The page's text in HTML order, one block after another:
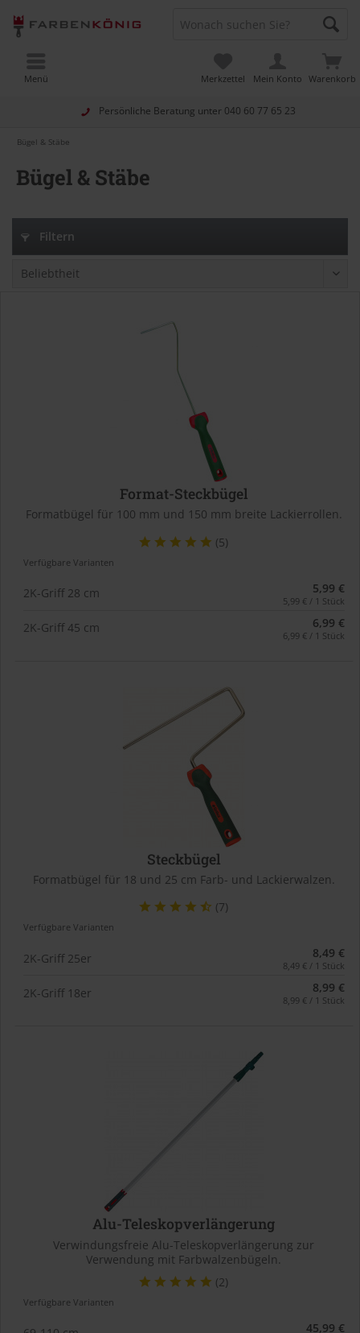
Persönliche Beratung unter 040 60 77 65 23
Warenkorb
Merkzettel Mein Konto
Menü
Bügel & Stäbe
Bügel & Stäbe
Filtern
Format-Steckbügel
Formatbügel für 100 mm und 150 mm breite Lackierrollen.
(5)
Verfügbare Varianten
2K-Griff 28 cm 5,99 €
5,99 € / 1 Stück
2K-Griff 45 cm 6,99 €
6,99 € / 1 Stück
Steckbügel
Formatbügel für 18 und 25 cm Farb- und Lackierwalzen.
(7)
Verfügbare Varianten
2K-Griff 25er 8,49 €
8,49 € / 1 Stück
2K-Griff 18er 8,99 €
8,99 € / 1 Stück
Alu-Teleskopverlängerung
Verwindungsfreie Alu-Teleskopverlängerung zur
Verwendung mit Farbwalzenbügeln.
(2)
Verfügbare Varianten
45,99 €